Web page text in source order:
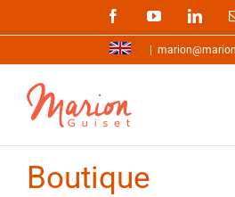
FacebookYouTube
Boutique